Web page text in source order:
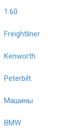
1.60
Freightliner
Kenworth
Peterbilt
Машины
BMW